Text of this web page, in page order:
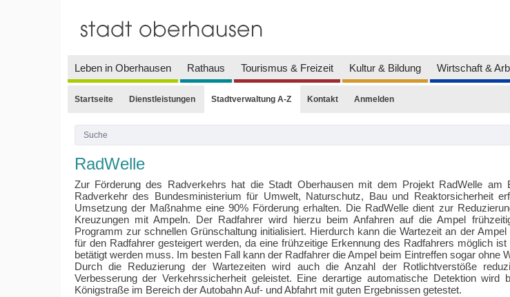
Leben in Oberhausen Rathaus Tourismus & Freizeit Kultur & Bildung Wirtschaft &
Startseite Dienstleistungen Stadtverwaltung A-Z Kontakt Anmelden
RadWelle
Zur Förderung des Radverkehrs hat die Stadt Oberhausen mit dem Projekt RadWelle am
Radverkehr des Bundesministerium für Umwelt, Naturschutz, Bau und Reaktorsicherheit
Umsetzung der Maßnahme eine 90% Förderung erhalten. Die RadWelle dient zur
Kreuzungen mit Ampeln. Der Radfahrer wird hierzu beim Anfahren auf die Ampel
Programm zur schnellen Grünschaltung initialisiert. Hierdurch kann die Wartezeit an der
für den Radfahrer gesteigert werden, da eine frühzeitige Erkennung des Radfahrers möglich
betätigt werden muss. Im besten Fall kann der Radfahrer die Ampel beim Eintreffen sogar ohne
Durch die Reduzierung der Wartezeiten wird auch die Anzahl der Rotlichtverstöße
Verbesserung der Verkehrssicherheit geleistet. Eine derartige automatische Detektion
Königstraße im Bereich der Autobahn Auf- und Abfahrt mit guten Ergebnissen getestet.